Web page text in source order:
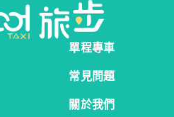
單程專車
常見問題
關於我們